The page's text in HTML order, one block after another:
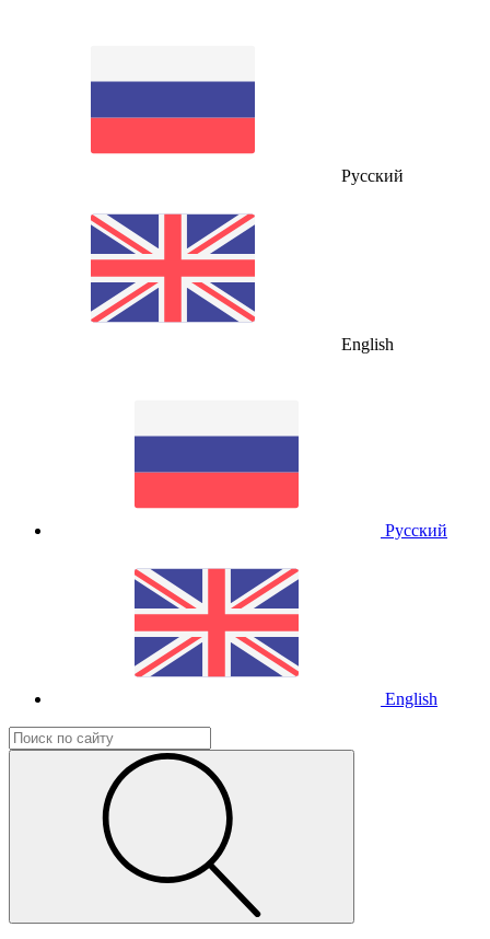
Русский
English
Русский
English